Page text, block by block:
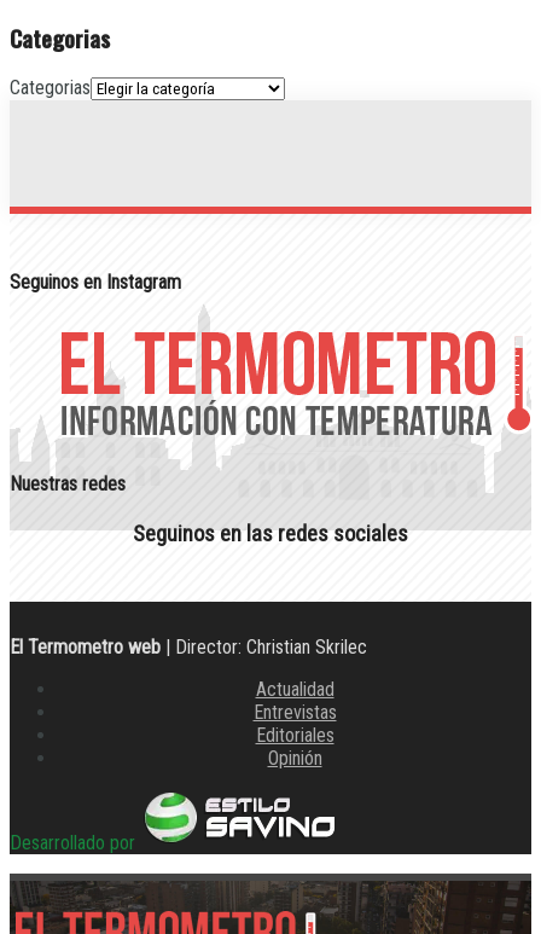
Categorias
Categorias
Seguinos en Instagram
Nuestras redes
Seguinos en las redes sociales
El Termometro web | Director: Christian Skrilec
Actualidad
Entrevistas
Editoriales
Opinión
Desarrollado por